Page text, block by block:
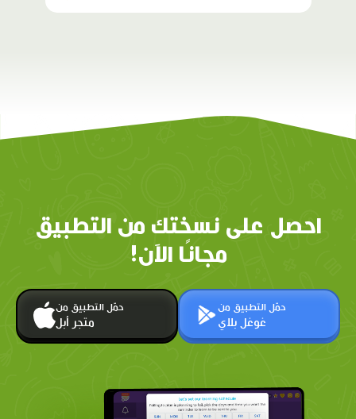
احصل على نسختك من التطبيق
مجانًا الآن!
حمّل التطبيق من
متجر أبل
حمّل التطبيق من
غوغل بلاي